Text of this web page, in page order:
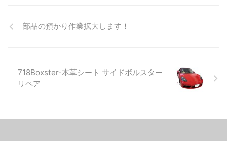
部品の預かり作業拡大します！
718Boxster-本革シート サイドボルスター
リペア